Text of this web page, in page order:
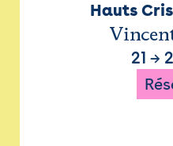
Hauts
21 →